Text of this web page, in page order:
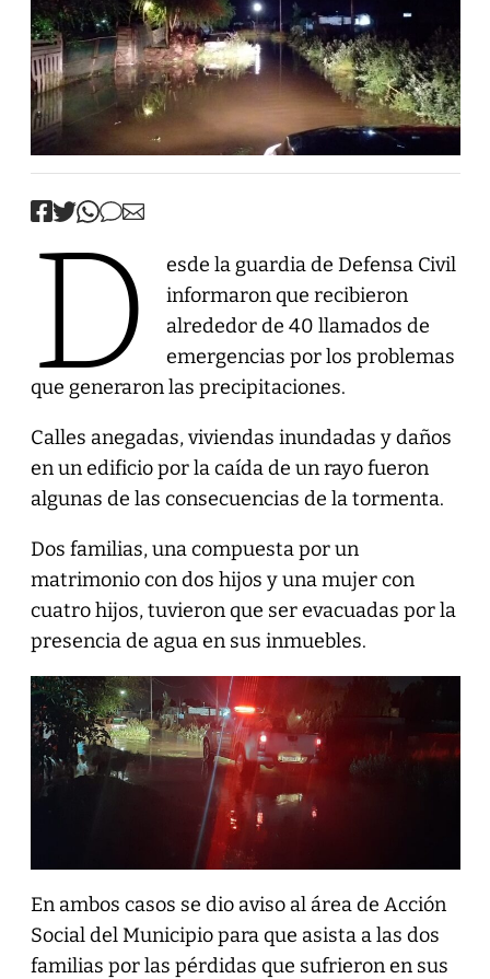
D
esde la guardia de Defensa Civil
informaron que recibieron
alrededor de 40 llamados de
emergencias por los problemas
que generaron las precipitaciones.
Calles anegadas, viviendas inundadas y daños
en un edificio por la caída de un rayo fueron
algunas de las consecuencias de la tormenta.
Dos familias, una compuesta por un
matrimonio con dos hijos y una mujer con
cuatro hijos, tuvieron que ser evacuadas por la
presencia de agua en sus inmuebles.
En ambos casos se dio aviso al área de Acción
Social del Municipio para que asista a las dos
familias por las pérdidas que sufrieron en sus